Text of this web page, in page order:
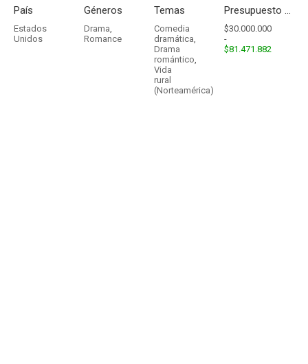
País
Estados
Unidos
Géneros
Drama,
Romance
Temas
Comedia
dramática,
Drama
romántico,
Vida
rural
(Norteamérica)
Presupuesto - Ingresos
$30.000.000
-
$81.471.882